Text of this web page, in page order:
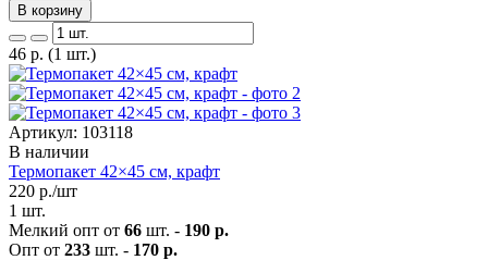
В корзину
46 р. (1 шт.)
Артикул: 103118
В наличии
Термопакет 42×45 см, крафт
220 р./шт
1 шт.
Мелкий опт от 66 шт. - 190 р.
Опт от 233 шт. - 170 р.